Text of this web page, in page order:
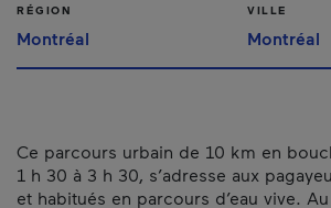
RÉGION
Montréal
VILLE
Montréal
Ce parcours urbain de 10 km en
1 h 30 à 3 h 30, s’adresse aux
et habitués en parcours d’eau vive.